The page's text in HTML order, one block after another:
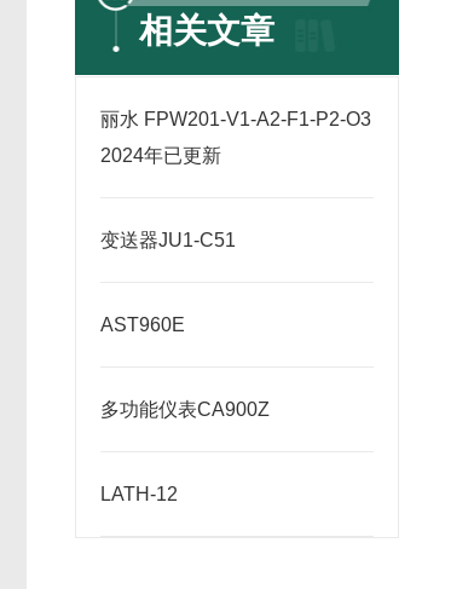
相关文章
丽水 FPW201-V1-A2-F1-P2-O3
2024年已更新
变送器JU1-C51
AST960E
多功能仪表CA900Z
LATH-12